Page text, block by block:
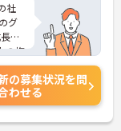
社
グ
企
の複
ッ
。
身
こ
の募集状況を問
わせる